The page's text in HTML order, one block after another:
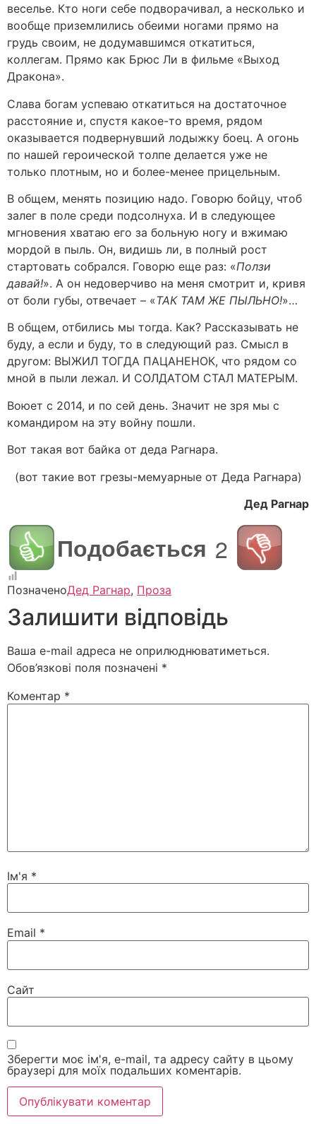
веселье. Кто ноги себе подворачивал, а несколько и
вообще приземлились обеими ногами прямо на
грудь своим, не додумавшимся откатиться,
коллегам. Прямо как Брюс Ли в фильме «Выход
Дракона».
Слава богам успеваю откатиться на достаточное
расстояние и, спустя какое-то время, рядом
оказывается подвернувший лодыжку боец. А огонь
по нашей героической толпе делается уже не
только плотным, но и более-менее прицельным.
В общем, менять позицию надо. Говорю бойцу, чтоб
залег в поле среди подсолнуха. И в следующее
мгновения хватаю его за больную ногу и вжимаю
мордой в пыль. Он, видишь ли, в полный рост
стартовать собрался. Говорю еще раз: «Ползи
давай!». А он недоверчиво на меня смотрит и, кривя
от боли губы, отвечает – «ТАК ТАМ ЖЕ ПЫЛЬНО!»…
В общем, отбились мы тогда. Как? Рассказывать не
буду, а если и буду, то в следующий раз. Смысл в
другом: ВЫЖИЛ ТОГДА ПАЦАНЕНОК, что рядом со
мной в пыли лежал. И СОЛДАТОМ СТАЛ МАТЕРЫМ.
Воюет с 2014, и по сей день. Значит не зря мы с
командиром на эту войну пошли.
Вот такая вот байка от деда Рагнара.
(вот такие вот грезы-мемуарные от Деда Рагнара)
Дед Рагнар
Подобається 2
ПозначеноДед Рагнар, Проза
Залишити відповідь
Ваша e-mail адреса не оприлюднюватиметься.
Обов’язкові поля позначені *
Коментар *
Ім'я *
Email *
Сайт
Зберегти моє ім'я, e-mail, та адресу сайту в цьому
браузері для моїх подальших коментарів.